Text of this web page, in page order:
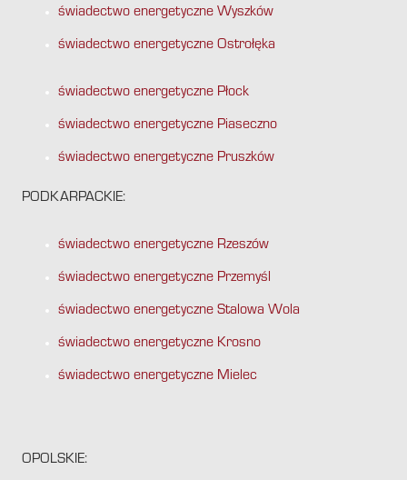
świadectwo energetyczne Wyszków
świadectwo energetyczne Ostrołęka
świadectwo energetyczne Płock
świadectwo energetyczne Piaseczno
świadectwo energetyczne Pruszków
PODKARPACKIE:
świadectwo energetyczne Rzeszów
świadectwo energetyczne Przemyśl
świadectwo energetyczne Stalowa Wola
świadectwo energetyczne Krosno
świadectwo energetyczne Mielec
OPOLSKIE: